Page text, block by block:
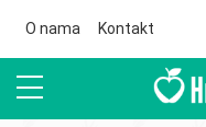
O nama Kontakt